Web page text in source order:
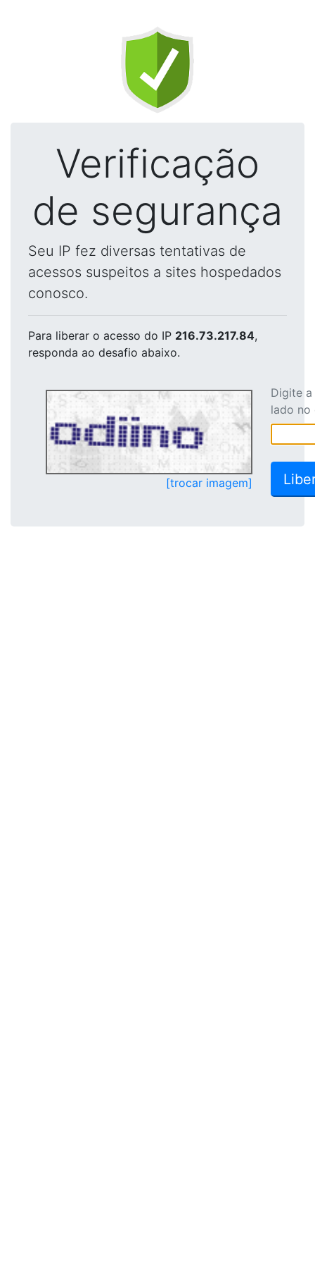
Verificação
de segurança
Seu IP fez diversas tentativas de
acessos suspeitos a sites hospedados
conosco.
Para liberar o acesso do IP 216.73.217.84,
responda ao desafio abaixo.
[trocar imagem]
Digite
lado no